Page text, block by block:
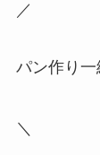
パン作り一